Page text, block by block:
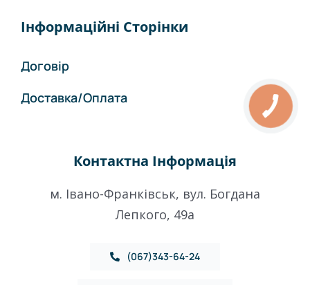
Інформаційні Сторінки
Договір
Доставка/Оплата
Контактна Інформація
м. Івано-Франківськ, вул. Богдана
Лепкого, 49a
(067)343-64-24